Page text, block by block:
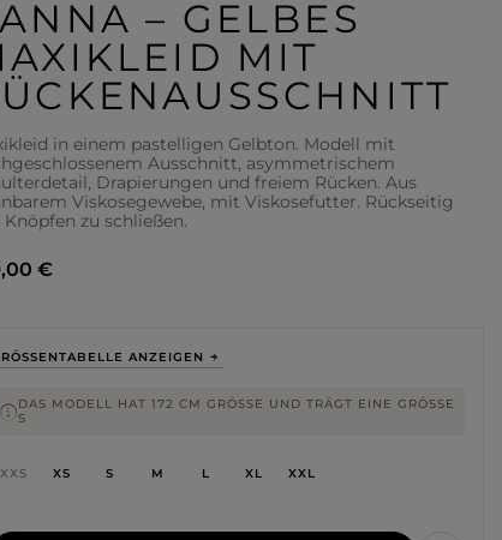
– GELBES
MIT
in einem pastelligen Gelbton. Modell mit
Ausschnitt, asymmetrischem
Drapierungen und freiem Rücken. Aus
Viskosegewebe, mit Viskosefutter. Rückseitig
zu schließen.
ANZEIGEN
DAS MODELL HAT 172 CM GRÖSSE UND TRÄGT EINE GRÖSSE S
XXS XS S M L XL XXL
€